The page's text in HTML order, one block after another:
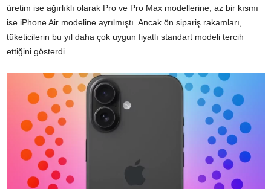
üretim ise ağırlıklı olarak Pro ve Pro Max modellerine, az bir kısmı
ise iPhone Air modeline ayrılmıştı. Ancak ön sipariş rakamları,
tüketicilerin bu yıl daha çok uygun fiyatlı standart modeli tercih
ettiğini gösterdi.